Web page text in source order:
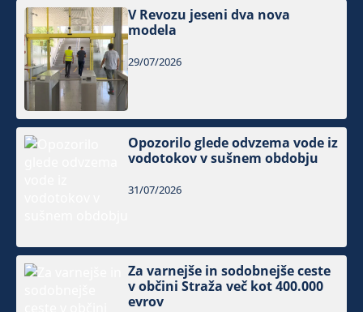
V Revozu jeseni dva nova
modela
29/07/2026
Opozorilo glede odvzema vode iz
vodotokov v sušnem obdobju
31/07/2026
Za varnejše in sodobnejše ceste
v občini Straža več kot 400.000
evrov